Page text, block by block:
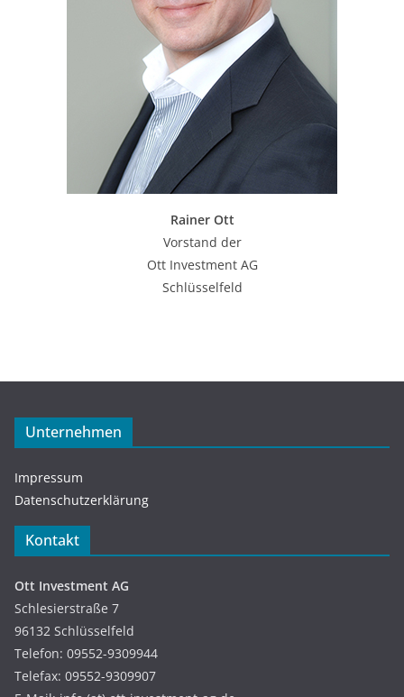
Rainer Ott
Vorstand der
Ott Investment AG
Schlüsselfeld
Unternehmen
Impressum
Datenschutzerklärung
Kontakt
Ott Investment AG
Schlesierstraße 7
96132 Schlüsselfeld
Telefon: 09552-9309944
Telefax: 09552-9309907